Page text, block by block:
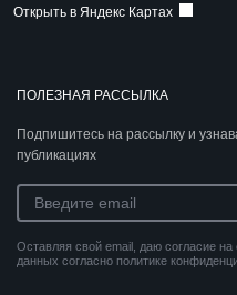
ПОЛЕЗНАЯ РАССЫЛКА
Подпишитесь на рассылку и
публикациях
Оставляя свой email, даю согласие
данных согласно политике
Открыть в Яндекс Картах